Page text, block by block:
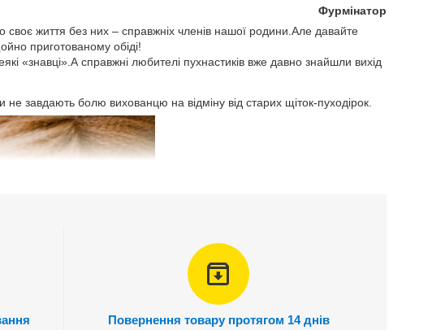
Фурмінатор
своє життя без них – справжніх членів нашої родини.Але давайте
приготованому обіді!
«знавці».А справжні любителі пухнастиків вже давно знайшли вихід
завдають болю вихованцю на відміну від старих щіток-пуходірок.
Повернення товару протягом 14 днів